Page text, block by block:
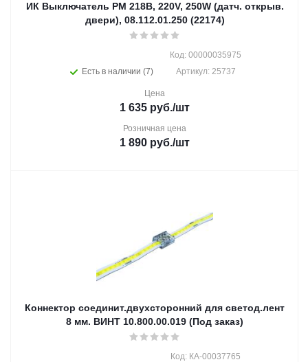
ИК Выключатель РМ 218В, 220V, 250W (датч. открыв.
двери), 08.112.01.250 (22174)
Есть в наличии (7)
Код: 00000035975
Артикул: 25737
Цена
1 635 руб./шт
Розничная цена
1 890 руб./шт
Коннектор соединит.двухсторонний для светод.лент
8 мм. ВИНТ 10.800.00.019 (Под заказ)
Код: КА-00037765